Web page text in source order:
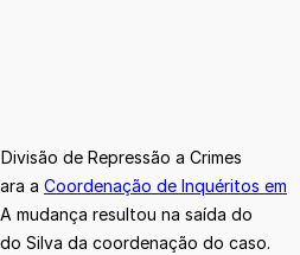
de Repressão a Crimes
a Coordenação de Inquéritos em
mudança resultou na saída do
Silva da coordenação do caso.